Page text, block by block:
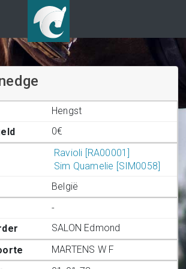
Hengst
0€
Ravioli [RA00001]
Sim Quamelie [SIM0058]
België
-
SALON Edmond
MARTENS W F